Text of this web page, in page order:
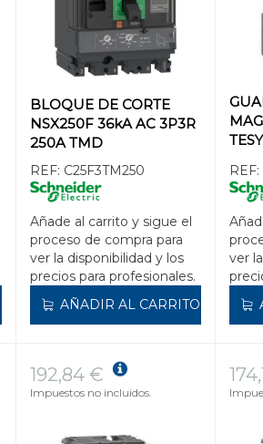
BLOQUE DE CORTE
NSX250F 36kA AC 3P3R
250A TMD
REF: C25F3TM250
Añade al carrito y sigue el
proceso de compra para
ver la disponibilidad y los
precios para profesionales.
AÑADIR AL CARRITO
REF:
ver
192,84 €
Impuestos no incluidos.